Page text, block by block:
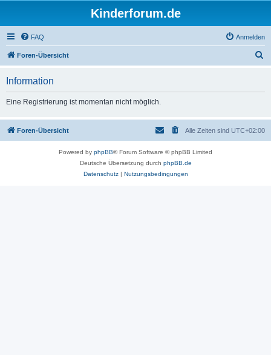
Kinderforum.de
FAQ Anmelden
Foren-Übersicht
Information
Eine Registrierung ist momentan nicht möglich.
Foren-Übersicht Alle Zeiten sind UTC+02:00
Powered by phpBB® Forum Software © phpBB Limited
Deutsche Übersetzung durch phpBB.de
Datenschutz| Nutzungsbedingungen